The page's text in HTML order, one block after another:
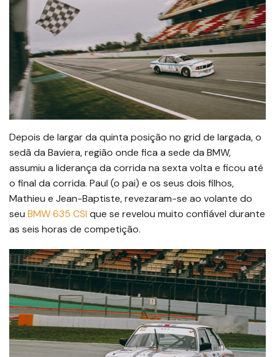
Depois de largar da quinta posição no grid de largada, o
sedã da Baviera, região onde fica a sede da BMW,
assumiu a liderança da corrida na sexta volta e ficou até
o final da corrida. Paul (o pai) e os seus dois filhos,
Mathieu e Jean-Baptiste, revezaram-se ao volante do
seu BMW 635 CSI que se revelou muito confiável durante
as seis horas de competição.